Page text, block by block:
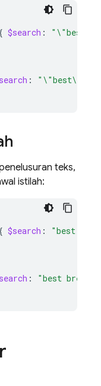
$search : "\"best\"
:
"\"best\"
teks,
istilah:
$search : "best
:
"best bread